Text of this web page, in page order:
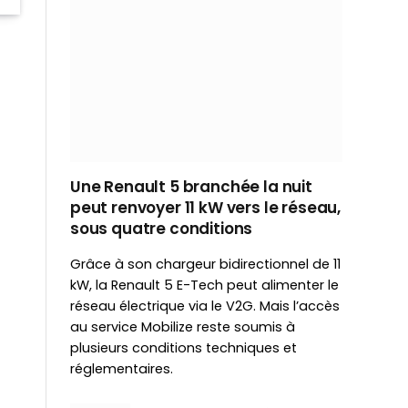
Une Renault 5 branchée la nuit
peut renvoyer 11 kW vers le réseau,
sous quatre conditions
Grâce à son chargeur bidirectionnel de 11
kW, la Renault 5 E-Tech peut alimenter le
réseau électrique via le V2G. Mais l’accès
au service Mobilize reste soumis à
plusieurs conditions techniques et
réglementaires.